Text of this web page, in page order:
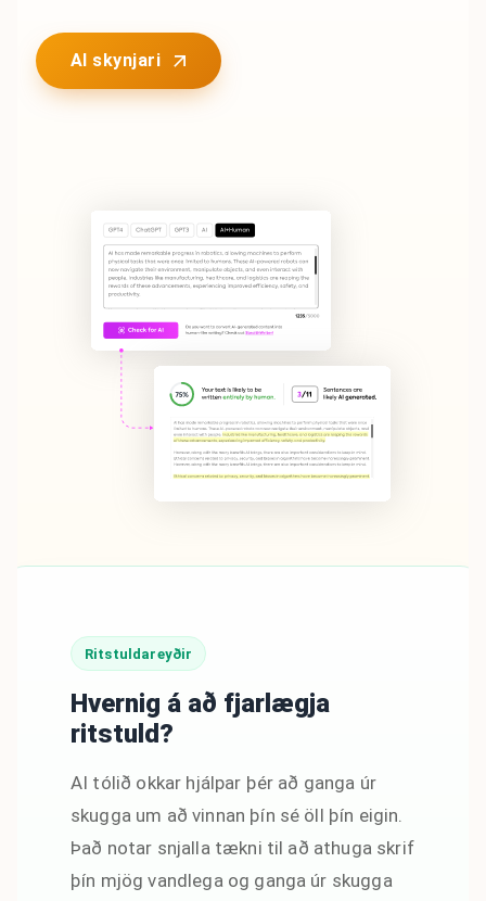
AI skynjari
Ritstuldareyðir
Hvernig á að fjarlægja
ritstuld?
AI tólið okkar hjálpar þér að ganga úr
skugga um að vinnan þín sé öll þín eigin.
Það notar snjalla tækni til að athuga skrif
þín mjög vandlega og ganga úr skugga